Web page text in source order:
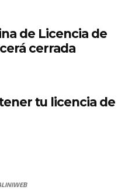
de Licencia de
cerrada
tu licencia de